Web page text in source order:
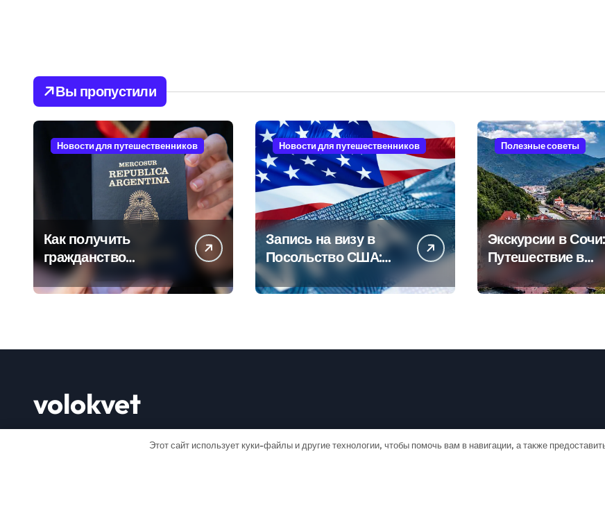
Вы пропустили
Новости для путешественников
Как получить
гражданство
Аргентины: Полное
руководство
Новости для путешественников
Запись на визу в
Посольство США:
Пошаговое
руководство
Полезные советы
Экскурсии в Сочи:
Путешествие в
сердце
Черноморского
volokvet
Этот сайт использует куки-файлы и другие технологии, чтобы помочь вам в навигации, а также